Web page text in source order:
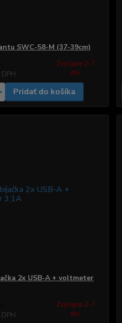
SWC-58-M (37-39cm)
Zvyčajne 2-7
dni.
Pridať do košíka
2x USB-A + voltmeter
Zvyčajne 2-7
dni.